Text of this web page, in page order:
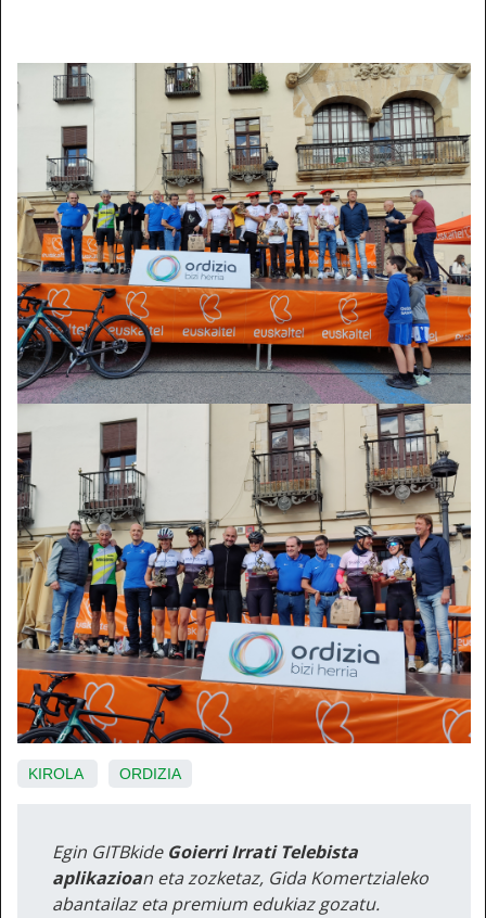
KIROLA ORDIZIA
Egin GITBkide Goierri Irrati Telebista
aplikazioan eta zozketaz, Gida Komertzialeko
abantailaz eta premium edukiaz gozatu.